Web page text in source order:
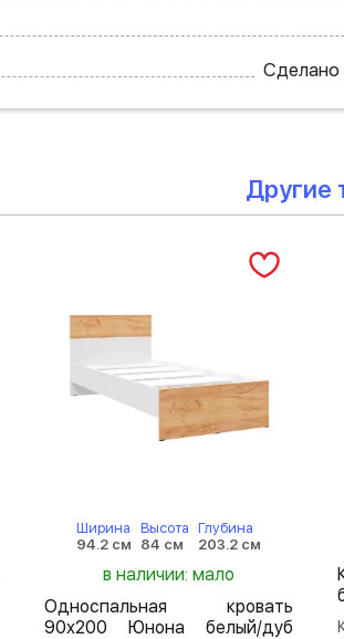
Сделано
Другие
Ширина
94.2 см
Высота
84 см
Глубина
203.2 см
в наличии: мало
Односпальная кровать
90х200 Юнона белый/дуб